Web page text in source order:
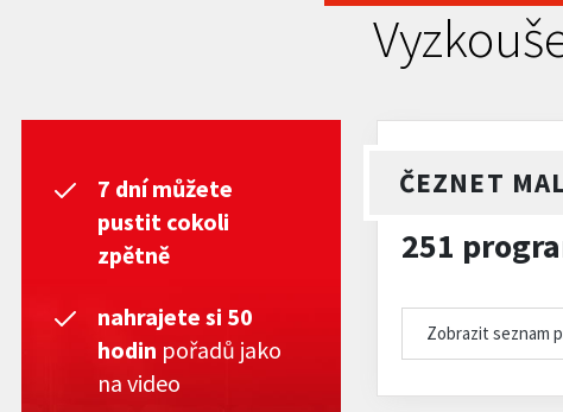
7 dní můžete
pustit cokoli
zpětně
nahrajete si 50
hodin pořadů jako
na video
ČEZNET
251
Zobrazit seznam